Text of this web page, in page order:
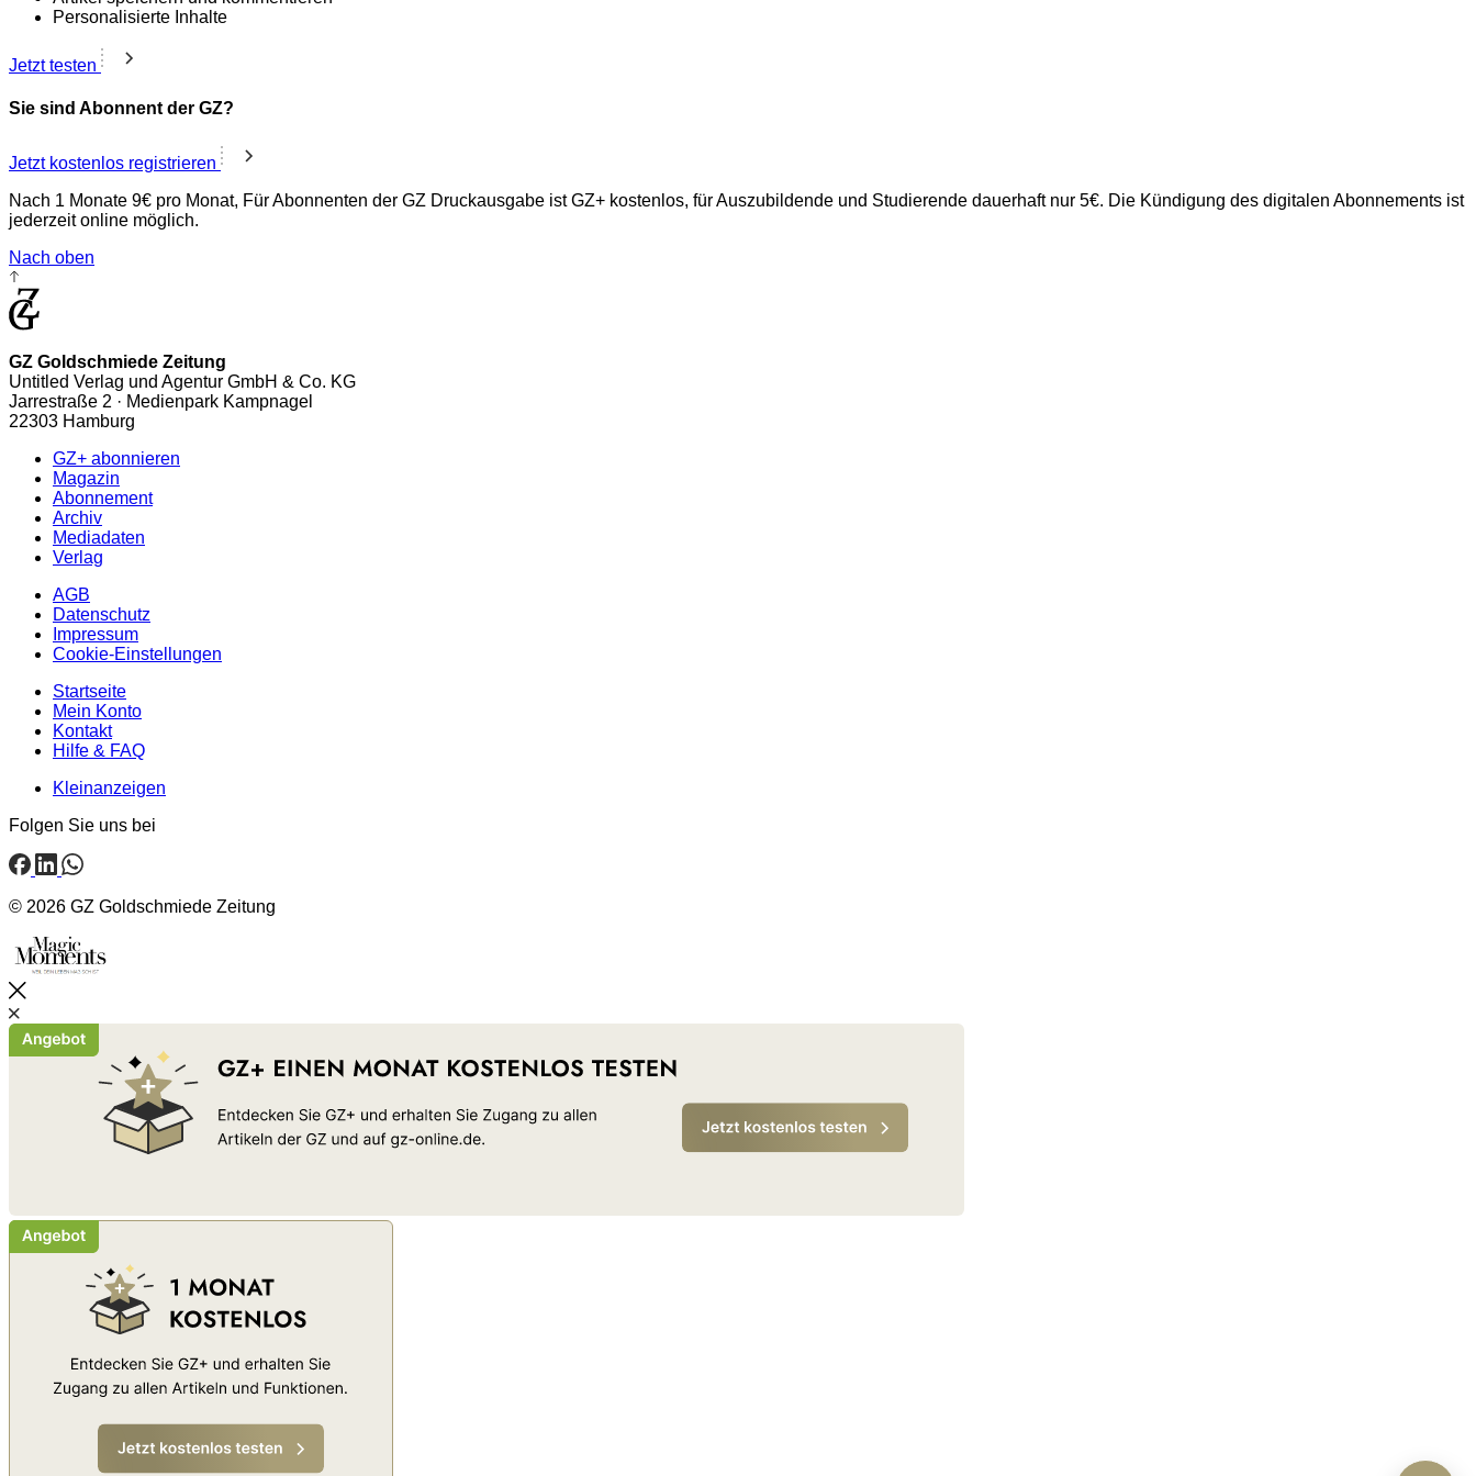
Personalisierte Inhalte
Jetzt testen
Sie sind Abonnent der GZ?
Jetzt kostenlos registrieren
Nach 1 Monate 9€ pro Monat, Für Abonnenten der GZ Druckausgabe ist GZ+ kostenlos, für Auszubildende und Studierende dauerhaft nur 5€. Die Kündigung des digitalen Abonnements ist
jederzeit online möglich.
Nach oben
GZ Goldschmiede Zeitung
Untitled Verlag und Agentur GmbH & Co. KG
Jarrestraße 2 · Medienpark Kampnagel
22303 Hamburg
GZ+ abonnieren
Magazin
Abonnement
Archiv
Mediadaten
Verlag
AGB
Datenschutz
Impressum
Cookie-Einstellungen
Startseite
Mein Konto
Kontakt
Hilfe & FAQ
Kleinanzeigen
Folgen Sie uns bei
© 2026 GZ Goldschmiede Zeitung
Schließen